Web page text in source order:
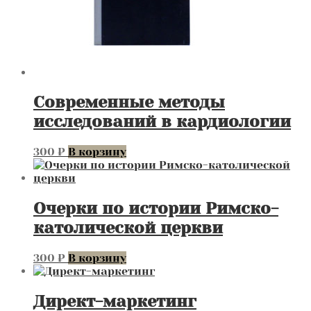
Современные методы
исследований в кардиологии
300 ₽ В корзину
Очерки по истории Римско-
католической церкви
300 ₽ В корзину
Директ-маркетинг